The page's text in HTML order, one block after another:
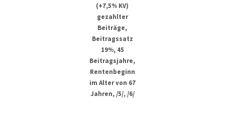
(+7,5% KV)
gezahlter
Beiträge,
Beitragssatz
19%, 45
Beitragsjahre,
Rentenbeginn
im Alter von 67
Jahren, /5/, /6/